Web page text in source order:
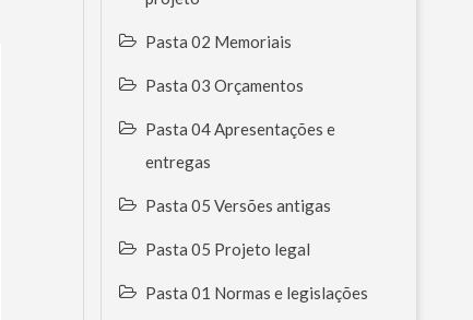
Pasta 02 Memoriais
Pasta 03 Orçamentos
Pasta 04 Apresentações e
entregas
Pasta 05 Versões antigas
Pasta 05 Projeto legal
Pasta 01 Normas e legislações